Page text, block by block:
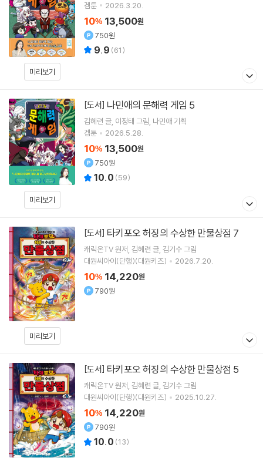
미리보기
겜툰
2026.3.20.
10% 13,500원
750원
9.9 (61)
미리보기
[도서] 나민애의 문해력 게임 5
김혜련 글 이정태 그림 나민애기획
겜툰
2026.5.28.
10% 13,500원
750원
10.0 (59)
미리보기
[도서] 타키포오 허징의 수상한 만물상점 7
캐릭온TV원저 김혜련 글 김기수그림
대원씨아이(단행)(대원키즈)
2026.7.20.
10% 14,220원
790원
[도서] 타키포오 허징의 수상한 만물상점 5
캐릭온TV원저 김혜련 글 김기수그림
대원씨아이(단행)(대원키즈)
2025.10.27.
10% 14,220원
790원
10.0 (13)